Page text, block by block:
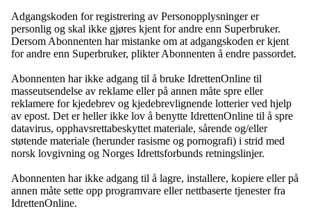
Adgangskoden for registrering av Personopplysninger er
personlig og skal ikke gjøres kjent for andre enn Superbruker.
Dersom Abonnenten har mistanke om at adgangskoden er kjent
for andre enn Superbruker, plikter Abonnenten å endre passordet.
Abonnenten har ikke adgang til å bruke IdrettenOnline til
masseutsendelse av reklame eller på annen måte spre eller
reklamere for kjedebrev og kjedebrevlignende lotterier ved hjelp
av epost. Det er heller ikke lov å benytte IdrettenOnline til å spre
datavirus, opphavsrettabeskyttet materiale, sårende og/eller
støtende materiale (herunder rasisme og pornografi) i strid med
norsk lovgivning og Norges Idrettsforbunds retningslinjer.
Abonnenten har ikke adgang til å lagre, installere, kopiere eller på
annen måte sette opp programvare eller nettbaserte tjenester fra
IdrettenOnline.